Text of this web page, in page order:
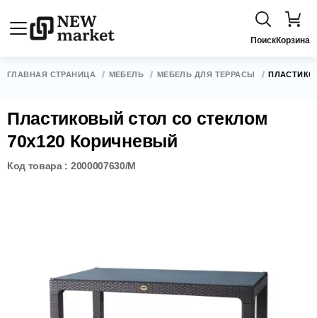
ПоискКорзина
ГЛАВНАЯ СТРАНИЦА МЕБЕЛЬ МЕБЕЛЬ ДЛЯ ТЕРРАСЫ
Пластиковый стол со стеклом
70х120 Коричневый
Код товара : 2000007630/M